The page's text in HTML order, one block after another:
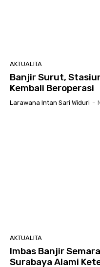
AKTUALITA
Banjir Surut,
Kembali Beroperasi
Larawana Intan Sari Widuri -
AKTUALITA
Imbas Banjir
Surabaya Alami